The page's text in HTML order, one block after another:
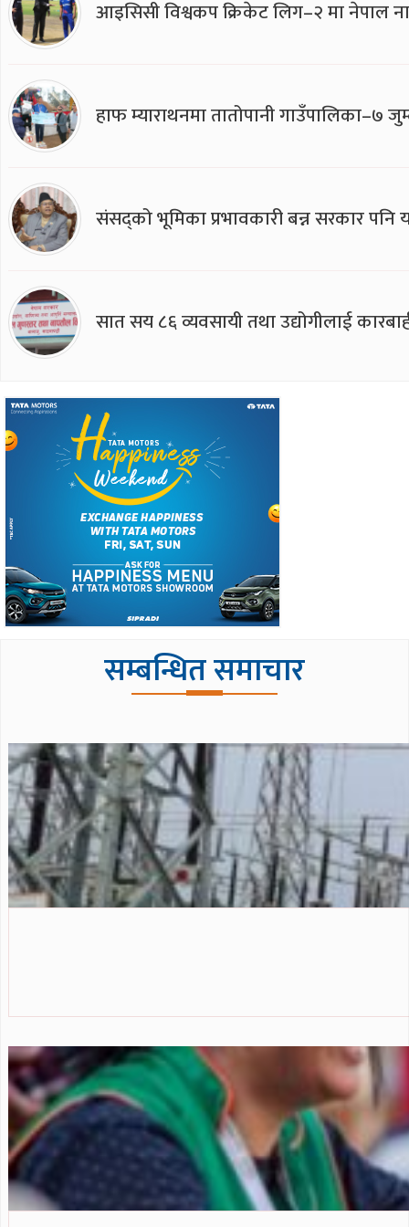
आइसिसी विश्वकप क्रिकेट लिग–२ मा नेपाल
हाफ म्याराथनमा तातोपानी गाउँपालिका–७
संसद्को भूमिका प्रभावकारी बन्न सरकार पनि
सात सय ८६ व्यवसायी तथा उद्योगीलाई
सम्बन्धित समाचार